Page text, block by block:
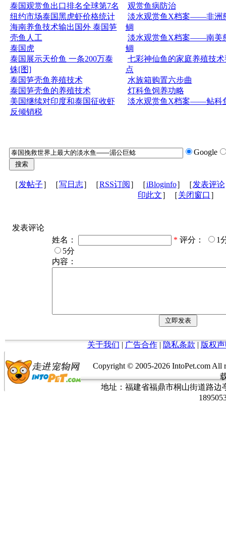
泰国观赏鱼出口排名全球第7名
纽约市场泰国黑虎虾价格统计
海南养鱼技术输出国外 泰国笋
壳鱼人工
泰国虎
泰国展示天价鱼 一条200万泰
铢[图]
泰国笋壳鱼养殖技术
泰国笋壳鱼的养殖技术
美国继续对印度和泰国征收虾
反倾销税
观赏鱼病防治
淡水观赏鱼X档案——非洲
鲷
淡水观赏鱼X档案——南美
鲷
七彩神仙鱼的家庭养殖技术
点
水族箱购置六步曲
灯科鱼饲养功略
淡水观赏鱼X档案——鲇科
Google
［发帖子］［写日志］［RSS订阅 ］［iBloginfo］［发表评论
印此文］［关闭窗口 ］
发表评论
姓名：
* 评分：
1
5分
内容：
关于我们 | 广告合作| 隐私条款 | 版权
Copyright © 2005-2026 IntoPet.com
地址：福建省福鼎市桐山街道路边